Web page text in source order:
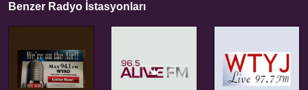
Benzer Radyo İstasyonları